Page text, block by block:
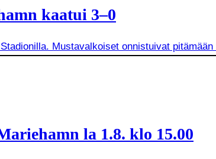
kaatui 3–0
Mustavalkoiset onnistuivat
la 1.8. klo 15.00